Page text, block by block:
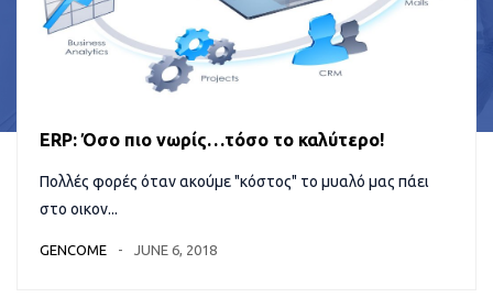
ERP: Όσο πιο νωρίς…τόσο το καλύτερο!
Πολλές φορές όταν ακούμε "κόστος" το μυαλό μας πάει
στο οικον...
GENCOME JUNE 6, 2018